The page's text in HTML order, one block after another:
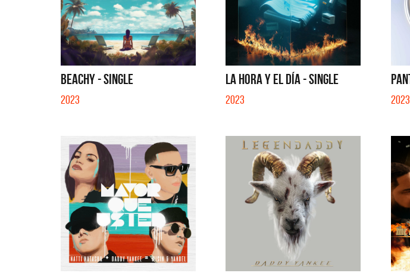
BEACHY - SINGLE
2023
LA HORA Y EL DÍA - SINGLE
2023 2023
La Muela y Sus Amigos
QUE NO SE MUELA LA MUELA - SINGLE HOMENAJE A GILDA (EN